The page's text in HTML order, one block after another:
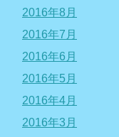
2016年8月
2016年7月
2016年6月
2016年5月
2016年4月
2016年3月